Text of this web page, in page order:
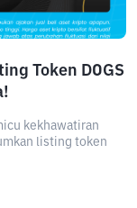
Token DOGS
kekhawatiran
listing token